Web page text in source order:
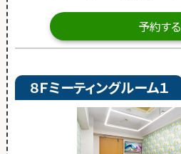
予約する
８Ｆミーティングルーム１